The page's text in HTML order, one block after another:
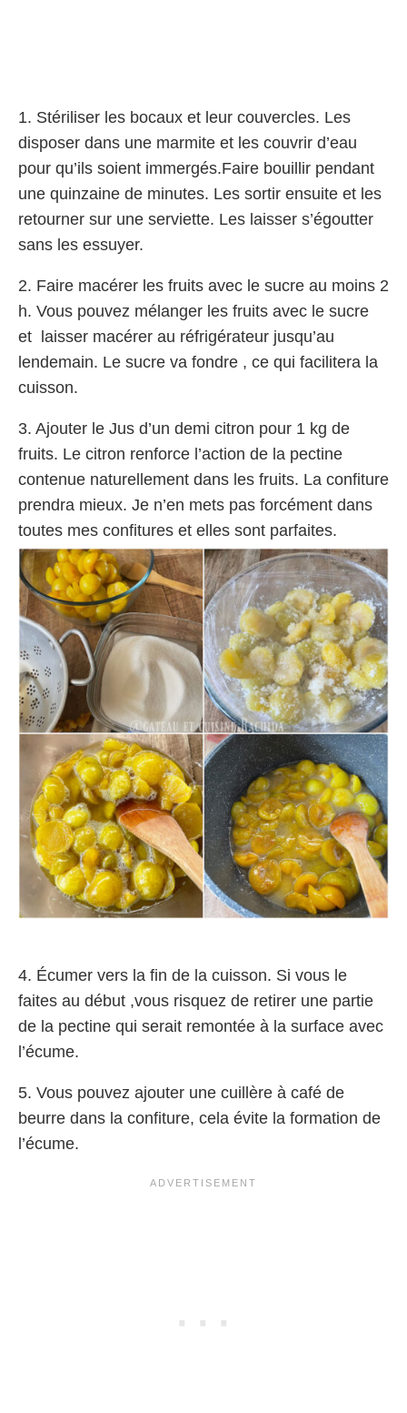
1. Stériliser les bocaux et leur couvercles. Les
disposer dans une marmite et les couvrir d’eau
pour qu’ils soient immergés.Faire bouillir pendant
une quinzaine de minutes. Les sortir ensuite et les
retourner sur une serviette. Les laisser s’égoutter
sans les essuyer.
2. Faire macérer les fruits avec le sucre au moins 2
h. Vous pouvez mélanger les fruits avec le sucre
et laisser macérer au réfrigérateur jusqu’au
lendemain. Le sucre va fondre , ce qui facilitera la
cuisson.
3. Ajouter le Jus d’un demi citron pour 1 kg de
fruits. Le citron renforce l’action de la pectine
contenue naturellement dans les fruits. La confiture
prendra mieux. Je n’en mets pas forcément dans
toutes mes confitures et elles sont parfaites.
4. Écumer vers la fin de la cuisson. Si vous le
faites au début ,vous risquez de retirer une partie
de la pectine qui serait remontée à la surface avec
l’écume.
5. Vous pouvez ajouter une cuillère à café de
beurre dans la confiture, cela évite la formation de
l’écume.